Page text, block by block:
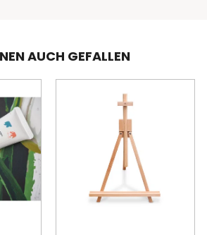
AUCH GEFALLEN